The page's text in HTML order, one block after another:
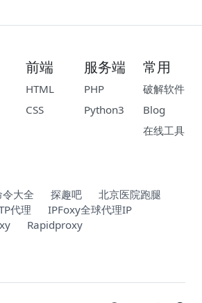
前端
HTML
CSS
服务端
PHP
Python3
常用
破解软件
Blog
在线工具
大全 探趣吧
北京医院跑腿
代理
IPFoxy全球代理IP
Rapidproxy